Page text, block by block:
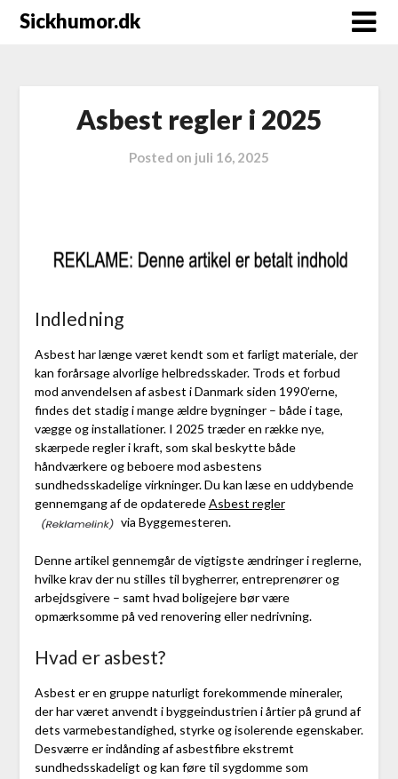
Sickhumor.dk
Asbest regler i 2025
Posted on juli 16, 2025
Indledning
Asbest har længe været kendt som et farligt materiale, der
kan forårsage alvorlige helbredsskader. Trods et forbud
mod anvendelsen af asbest i Danmark siden 1990’erne,
findes det stadig i mange ældre bygninger – både i tage,
vægge og installationer. I 2025 træder en række nye,
skærpede regler i kraft, som skal beskytte både
håndværkere og beboere mod asbestens
sundhedsskadelige virkninger. Du kan læse en uddybende
gennemgang af de opdateredeAsbest regler
via Byggemesteren.
Denne artikel gennemgår de vigtigste ændringer i reglerne,
hvilke krav der nu stilles til bygherrer, entreprenører og
arbejdsgivere – samt hvad boligejere bør være
opmærksomme på ved renovering eller nedrivning.
Hvad er asbest?
Asbest er en gruppe naturligt forekommende mineraler,
der har været anvendt i byggeindustrien i årtier på grund af
dets varmebestandighed, styrke og isolerende egenskaber.
Desværre er indånding af asbestfibre ekstremt
sundhedsskadeligt og kan føre til sygdomme som